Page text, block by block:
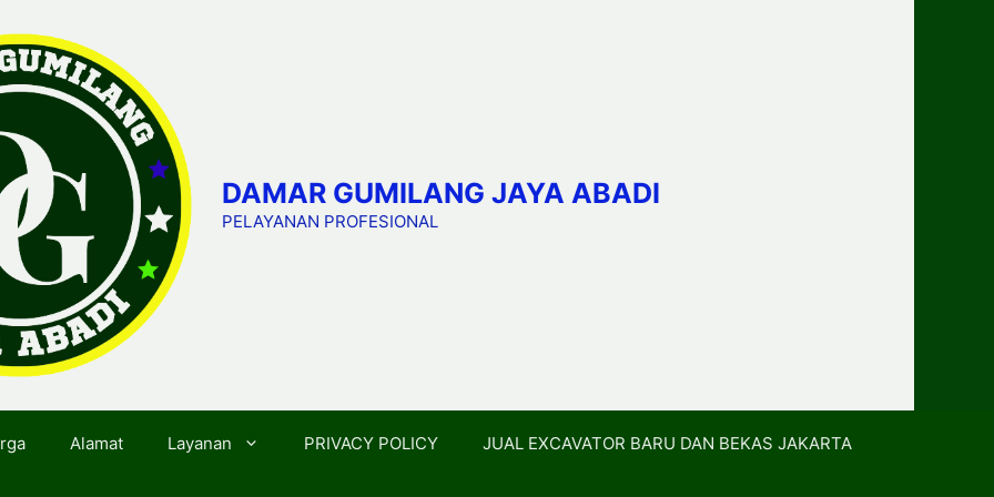
DAMAR GUMILANG JAYA ABADI
PELAYANAN PROFESIONAL
Alamat Layanan PRIVACY POLICY JUAL EXCAVATOR BARU DAN BEKAS JAKARTA